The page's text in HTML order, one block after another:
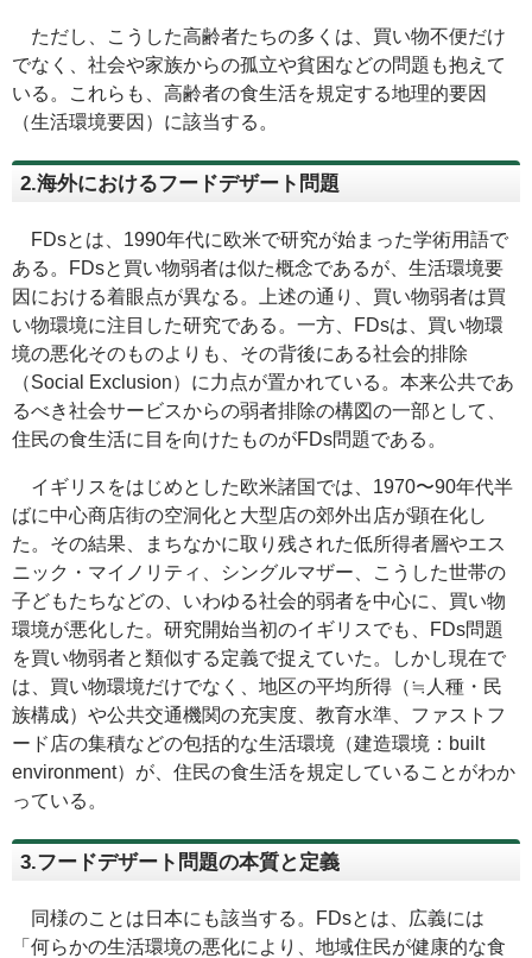
ただし、こうした高齢者たちの多くは、買い物不便だけ
でなく、社会や家族からの孤立や貧困などの問題も抱えて
いる。これらも、高齢者の食生活を規定する地理的要因
（生活環境要因）に該当する。
2.海外におけるフードデザート問題
FDsとは、1990年代に欧米で研究が始まった学術用語で
ある。FDsと買い物弱者は似た概念であるが、生活環境要
因における着眼点が異なる。上述の通り、買い物弱者は買
い物環境に注目した研究である。一方、FDsは、買い物環
境の悪化そのものよりも、その背後にある社会的排除
（Social Exclusion）に力点が置かれている。本来公共であ
るべき社会サービスからの弱者排除の構図の一部として、
住民の食生活に目を向けたものがFDs問題である。
イギリスをはじめとした欧米諸国では、1970〜90年代半
ばに中心商店街の空洞化と大型店の郊外出店が顕在化し
た。その結果、まちなかに取り残された低所得者層やエス
ニック・マイノリティ、シングルマザー、こうした世帯の
子どもたちなどの、いわゆる社会的弱者を中心に、買い物
環境が悪化した。研究開始当初のイギリスでも、FDs問題
を買い物弱者と類似する定義で捉えていた。しかし現在で
は、買い物環境だけでなく、地区の平均所得（≒人種・民
族構成）や公共交通機関の充実度、教育水準、ファストフ
ード店の集積などの包括的な生活環境（建造環境： built
environment）が、住民の食生活を規定していることがわか
っている。
3.フードデザート問題の本質と定義
同様のことは日本にも該当する。FDsとは、広義には
「何らかの生活環境の悪化により、地域住民が健康的な食